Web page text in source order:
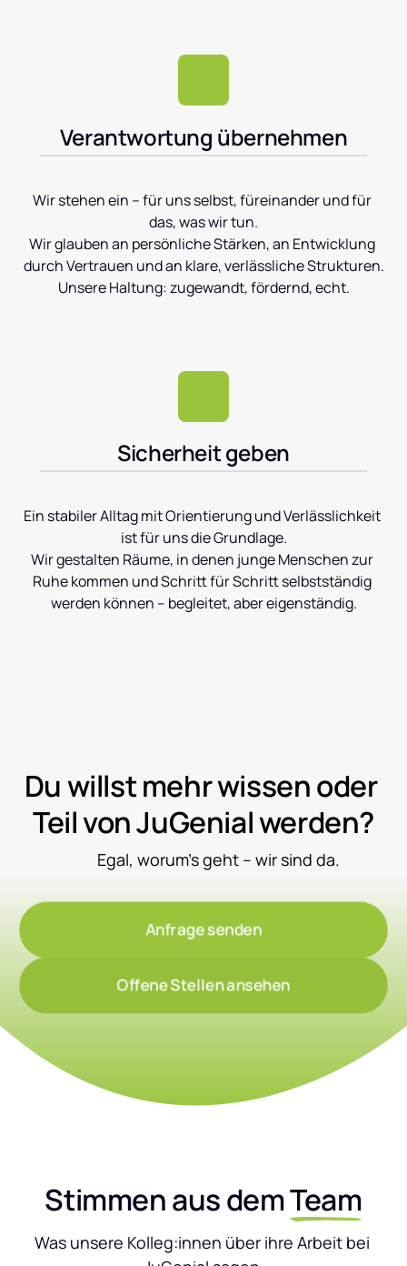
Verantwortung übernehmen
Wir stehen ein – für uns selbst, füreinander und für
das, was wir tun.
Wir glauben an persönliche Stärken, an Entwicklung
durch Vertrauen und an klare, verlässliche Strukturen.
Unsere Haltung: zugewandt, fördernd, echt.
Sicherheit geben
Ein stabiler Alltag mit Orientierung und Verlässlichkeit
ist für uns die Grundlage.
Wir gestalten Räume, in denen junge Menschen zur
Ruhe kommen und Schritt für Schritt selbstständig
werden können – begleitet, aber eigenständig.
Du willst mehr wissen oder
Teil von JuGenial werden?
	Egal, worum’s geht – wir sind da.
Anfrage senden
Offene Stellen ansehen
Stimmen aus dem Team
Was unsere Kolleg:innen über ihre Arbeit bei